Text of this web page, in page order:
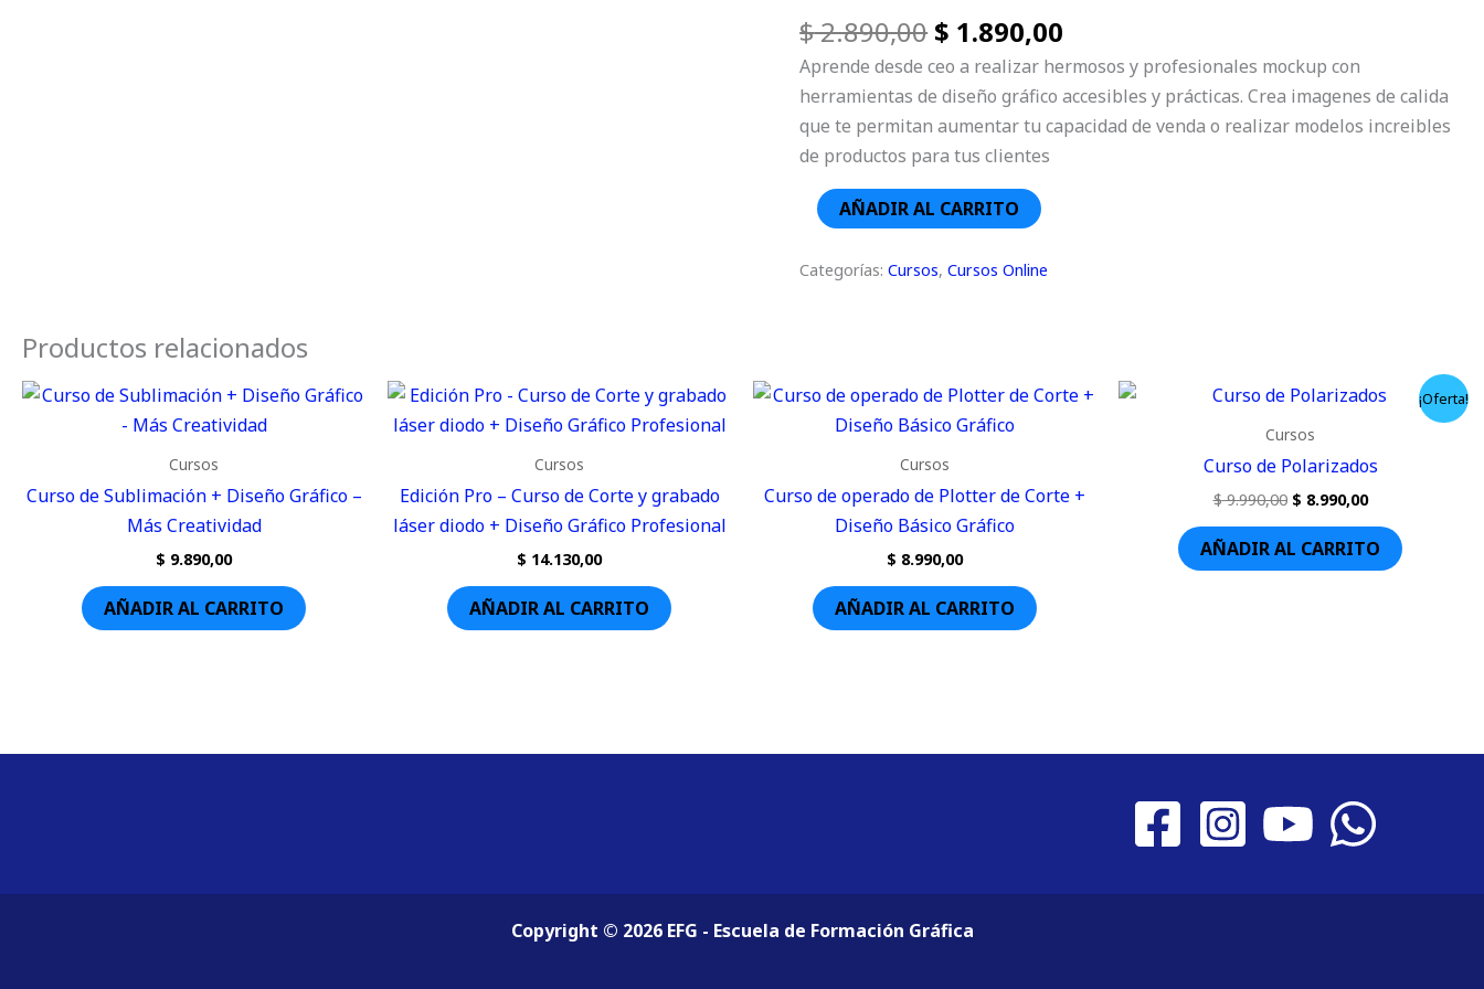
$2.890,00 $ 1.890,00
Aprende desde ceo a realizar hermosos y profesionales mockup con
herramientas de diseño gráfico accesibles y prácticas. Crea imagenes de calida
que te permitan aumentar tu capacidad de venda o realizar modelos increibles
de productos para tus clientes
100%
Online
cantidad
AÑADIR AL CARRITO
Categorías:Cursos,Cursos Online
Productos relacionados
Cursos
Curso de Sublimación + Diseño Gráfico –
Más Creatividad
$ 9.890,00
AÑADIR AL CARRITO
Cursos
Edición Pro – Curso de Corte y grabado
láser diodo + Diseño Gráfico Profesional
$ 14.130,00
AÑADIR AL CARRITO
Cursos
Curso de operado de Plotter de Corte +
Diseño Básico Gráfico
$ 8.990,00
AÑADIR AL CARRITO
¡Oferta!
Cursos
Curso de Polarizados
$9.990,00
El
precio
original
$ 9.990,00.
$ 8.990,00
El
precio
$ 8.990,00.
AÑADIR AL CARRITO
Copyright © 2026 EFG - Escuela de Formación Gráfica